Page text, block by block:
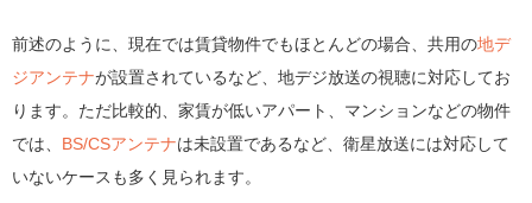
前述のように、現在では賃貸物件でもほとんどの場合、共用の地デ
ジアンテナが設置されているなど、地デジ放送の視聴に対応してお
ります。ただ比較的、家賃が低いアパート、マンションなどの物件
では、 BS/CSアンテナは未設置であるなど、衛星放送には対応して
いないケースも多く見られます。